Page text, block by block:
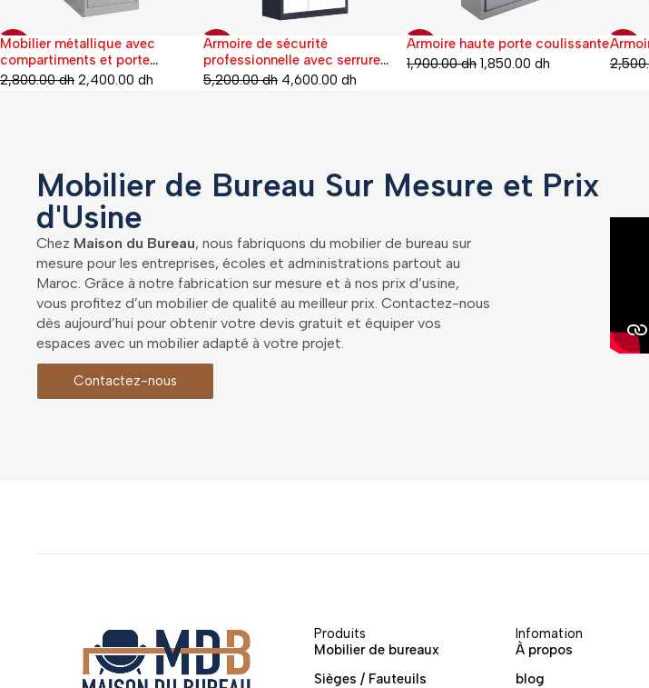
14%
Mobilier métallique avec
compartiments et porte
abattante
2,800.00dh 2,400.00 dh
-12%
Armoire de sécurité
professionnelle avec serrure
électronique
5,200.00dh 4,600.00 dh
-3%
Armoire haute porte coulissante
1,900.00dh 1,850.00 dh
-8%
Mobilier de Bureau Sur Mesure et Prix
d'Usine
Chez Maison du Bureau, nous fabriquons du mobilier de bureau sur
mesure pour les entreprises, écoles et administrations partout au
Maroc. Grâce à notre fabrication sur mesure et à nos prix d’usine,
vous profitez d’un mobilier de qualité au meilleur prix. Contactez-nous
dès aujourd’hui pour obtenir votre devis gratuit et équiper vos
espaces avec un mobilier adapté à votre projet.
Contactez-nous
Produits
Mobilier de bureaux
Sièges / Fauteuils
Infomation
À propos
blog